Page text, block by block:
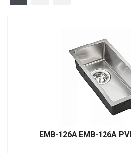
EMB-126A EMB-126A